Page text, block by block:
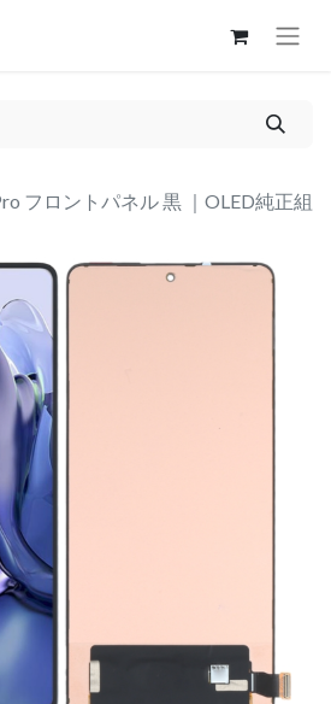
フロントパネル 黒 ｜OLED純正組